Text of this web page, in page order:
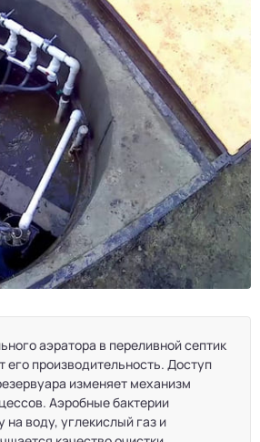
аэратора в переливной септик
его производительность. Доступ
изменяет механизм
Аэробные бактерии
на воду, углекислый газ и